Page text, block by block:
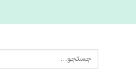
برای: